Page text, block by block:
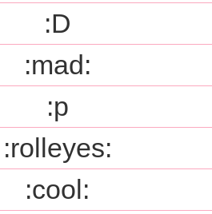
:D
:mad:
:p
:rolleyes:
:cool: